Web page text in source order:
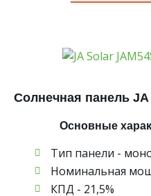
Солнечная панель
Основные
Тип панели -
Номинальная
КПД - 21,5%